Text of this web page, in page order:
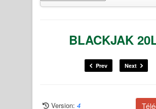
BLACKJAK
Prev Next
Version: 4